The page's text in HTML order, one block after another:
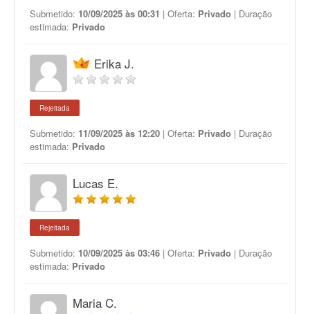
Submetido: 10/09/2025 às 00:31 | Oferta: Privado | Duração
estimada: Privado
Erika J.
Rejeitada
Submetido: 11/09/2025 às 12:20 | Oferta: Privado | Duração
estimada: Privado
Lucas E.
Rejeitada
Submetido: 10/09/2025 às 03:46 | Oferta: Privado | Duração
estimada: Privado
Maria C.